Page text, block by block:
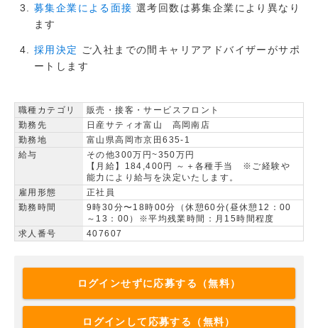
募集企業による面接 選考回数は募集企業により異なり
ます
採用決定 ご入社までの間キャリアアドバイザーがサポ
ートします
職種カテゴリ
販売・接客・サービスフロント
勤務先
日産サティオ富山 高岡南店
勤務地
富山県高岡市京田635-1
給与
その他300万円~350万円
【月給】184,400円 ～＋各種手当 ※ご経験や
能力により給与を決定いたします。
雇用形態
正社員
勤務時間
9時30分〜18時00分（休憩60分(昼休憩12：00
～13：00）※平均残業時間：月15時間程度
求人番号
407607
ログインせずに応募する（無料）
ログインして応募する（無料）